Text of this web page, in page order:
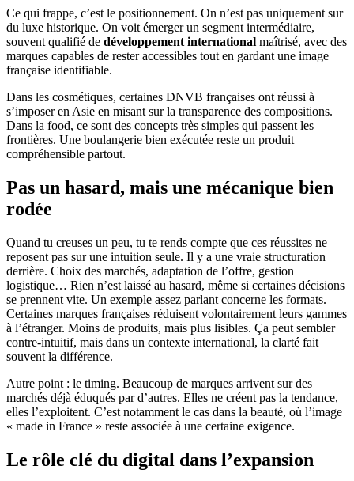
Ce qui frappe, c’est le positionnement. On n’est pas uniquement sur
du luxe historique. On voit émerger un segment intermédiaire,
souvent qualifié de développement international maîtrisé, avec des
marques capables de rester accessibles tout en gardant une image
française identifiable.
Dans les cosmétiques, certaines DNVB françaises ont réussi à
s’imposer en Asie en misant sur la transparence des compositions.
Dans la food, ce sont des concepts très simples qui passent les
frontières. Une boulangerie bien exécutée reste un produit
compréhensible partout.
Pas un hasard, mais une mécanique bien
rodée
Quand tu creuses un peu, tu te rends compte que ces réussites ne
reposent pas sur une intuition seule. Il y a une vraie structuration
derrière. Choix des marchés, adaptation de l’offre, gestion
logistique… Rien n’est laissé au hasard, même si certaines décisions
se prennent vite. Un exemple assez parlant concerne les formats.
Certaines marques françaises réduisent volontairement leurs gammes
à l’étranger. Moins de produits, mais plus lisibles. Ça peut sembler
contre-intuitif, mais dans un contexte international, la clarté fait
souvent la différence.
Autre point : le timing. Beaucoup de marques arrivent sur des
marchés déjà éduqués par d’autres. Elles ne créent pas la tendance,
elles l’exploitent. C’est notamment le cas dans la beauté, où l’image
« made in France » reste associée à une certaine exigence.
Le rôle clé du digital dans l’expansion